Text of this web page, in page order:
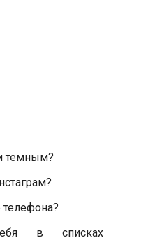
темным?
в списках